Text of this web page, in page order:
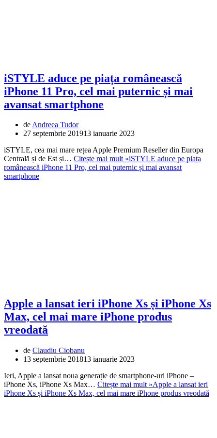
iSTYLE aduce pe piața românească
iPhone 11 Pro, cel mai puternic și mai
avansat smartphone
deAndreea Tudor
27 septembrie 201913 ianuarie 2023
iSTYLE, cea mai mare rețea Apple Premium Reseller din Europa
Centrală și de Est și… Citește mai mult »iSTYLE aduce pe piața
românească iPhone 11 Pro, cel mai puternic și mai avansat
smartphone
Apple a lansat ieri iPhone Xs și iPhone Xs
Max, cel mai mare iPhone produs
vreodată
de Claudiu Ciobanu
13 septembrie 201813 ianuarie 2023
Ieri, Apple a lansat noua generație de smartphone-uri iPhone –
iPhone Xs, iPhone Xs Max… Citește mai mult »Apple a lansat ieri
iPhone Xs și iPhone Xs Max, cel mai mare iPhone produs vreodată